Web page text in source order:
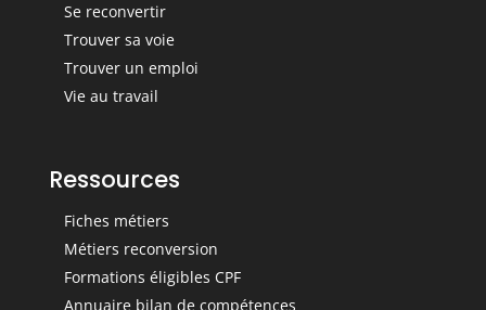
Se reconvertir
Trouver sa voie
Trouver un emploi
Vie au travail
Ressources
Fiches métiers
Métiers reconversion
Formations éligibles CPF
Annuaire bilan de compétences